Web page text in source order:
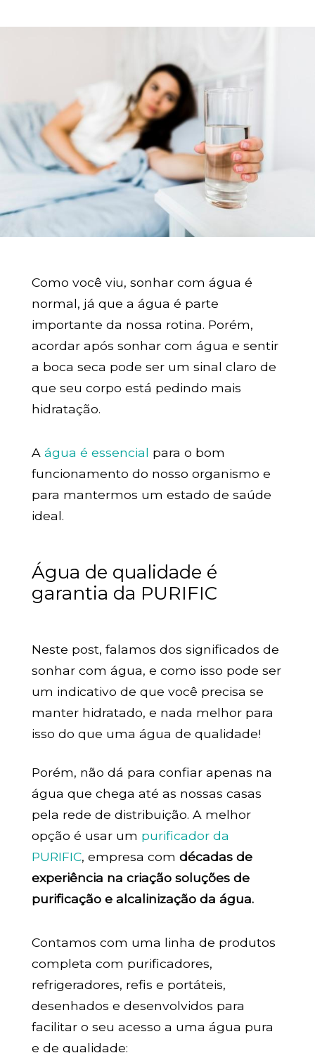
Como você viu, sonhar com água é
normal, já que a água é parte
importante da nossa rotina. Porém,
acordar após sonhar com água e sentir
a boca seca pode ser um sinal claro de
que seu corpo está pedindo mais
hidratação.
A água é essencial para o bom
funcionamento do nosso organismo e
para mantermos um estado de saúde
ideal.
Água de qualidade é
garantia da PURIFIC
Neste post, falamos dos significados de
sonhar com água, e como isso pode ser
um indicativo de que você precisa se
manter hidratado, e nada melhor para
isso do que uma água de qualidade!
Porém, não dá para confiar apenas na
água que chega até as nossas casas
pela rede de distribuição. A melhor
opção é usar um purificador da
PURIFIC, empresa com décadas de
experiência na criação soluções de
purificação e alcalinização da água.
Contamos com uma linha de produtos
completa com purificadores,
refrigeradores, refis e portáteis,
desenhados e desenvolvidos para
facilitar o seu acesso a uma água pura
e de qualidade: